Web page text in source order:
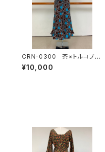
CRN-0300 茶×トルコブル
ー 変わり水玉ツーピース
¥10,000